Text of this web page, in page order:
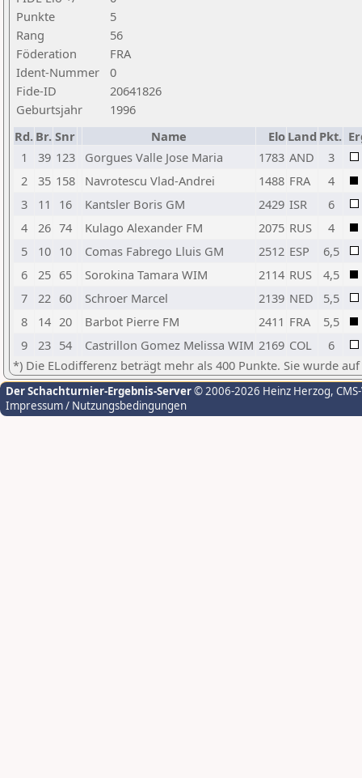
Punkte
5
Rang
56
Föderation
FRA
Ident-Nummer
0
Fide-ID
20641826
Geburtsjahr
1996
Rd. Br. Snr Name Elo Land Pkt.
1
39 123 Gorgues Valle Jose Maria 1783 AND
3
2
35 158 Navrotescu Vlad-Andrei 1488 FRA
4
3
11 16 Kantsler Boris GM 2429 ISR
6
4
26 74 Kulago Alexander FM 2075 RUS
4
5
10 10 Comas Fabrego Lluis GM 2512 ESP
6,5
6
25 65 Sorokina Tamara WIM 2114 RUS
4,5
7
22 60 Schroer Marcel 2139 NED
5,5
8
14 20 Barbot Pierre FM 2411 FRA
5,5
9
23 54 Castrillon Gomez Melissa WIM 2169 COL
6
*) Die ELodifferenz beträgt mehr als 400 Punkte. Sie wurde
Der Schachturnier-Ergebnis-Server© 2006-2026 Heinz Herzog,
Impressum / Nutzungsbedingungen